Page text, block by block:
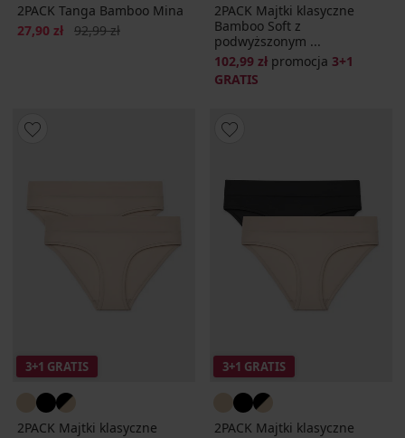
2PACK Tanga Bamboo Mina
Zniżka
27,90 zł Pierwotna cena
92,99 zł
2PACK Majtki klasyczne
Bamboo Soft z
podwyższonym ...
102,99 zł promocja 3+1
GRATIS
3+1 GRATIS
2PACK Majtki klasyczne
3+1 GRATIS
2PACK Majtki klasyczne